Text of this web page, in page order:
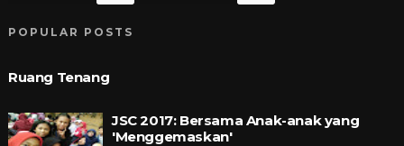
POPULAR POSTS
Ruang Tenang
JSC 2017: Bersama Anak-anak yang
'Menggemaskan'